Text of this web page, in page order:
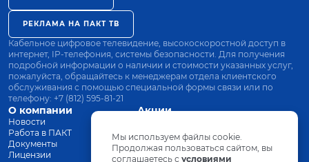
О компании
Новости
Работа в ПАКТ
Документы
Лицензии
Акции
Оплата
Оборудование
РЕКЛАМА НА ПАКТ ТВ
Кабельное цифровое телевидение, высокоскоростной доступ в
интернет, IP-телефония, системы безопасности. Для получения
подробной информации о наличии и стоимости указанных услуг,
пожалуйста, обращайтесь к менеджерам отдела клиентского
обслуживания с помощью специальной формы связи или по
телефону: +7 (812) 595-81-21
Мы используем файлы cookie.
Продолжая пользоваться сайтом, вы
соглашаетесь с условиями